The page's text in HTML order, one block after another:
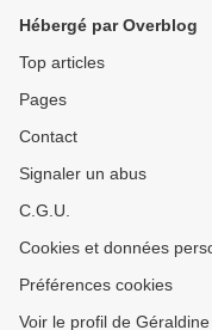
Hébergé par Overblog
Top articles
Pages
Contact
Signaler un abus
C.G.U.
Cookies et données
Préférences cookies
Voir le profil de